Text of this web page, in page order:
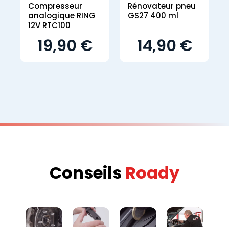
Compresseur
analogique RING
12V RTC100
19,90 €
Rénovateur pneu
GS27 400 ml
14,90 €
Conseils Roady